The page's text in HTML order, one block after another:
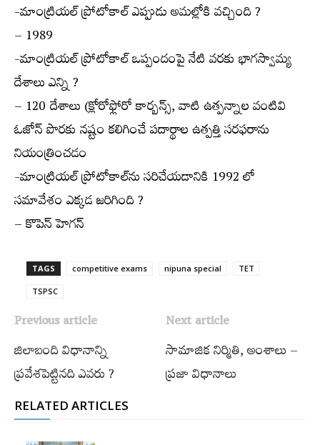
-మాంట్రియల్ ప్రోటోకాల్ ఎప్పుడు అమల్లోకి వచ్చింది ?
– 1989
-మాంట్రియల్ ప్రోటోకాల్ ఒప్పందంపై నేటి వరకు భాగస్వామ్య
దేశాలు ఎన్ని ?
– 120 దేశాలు (క్లోరోఫ్లోరో కార్బన్స్, వాటి ఉత్పన్నాల వంటివి
ఓజోన్ పొరకు నష్టం కలిగించే పదార్థాల ఉత్పత్తి సరఫరాను
నియంత్రించడం
-మాంట్రియల్ ప్రోటోకాల్‌ను సరిచేయడానికి 1992 లో
సమావేశం ఎక్కడ జరిగింది ?
– కొపెన్ హెగన్
TAGS competitive exams nipuna special TET
TSPSC
Previous article
జిలాబంది విధానాన్ని
ప్రవేశపెట్టినది ఎవరు ?
Next article
సామాజిక నిర్మితి, అంశాలు –
ప్రజా విధానాలు
RELATED ARTICLES